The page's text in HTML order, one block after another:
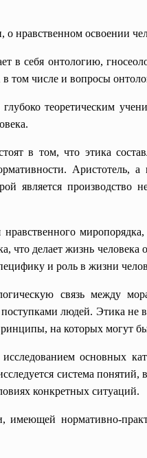
нравственном освоении
в себя онтологию,
том числе и вопросы
глубоко теоретическим
в том, что этика
является производство
что делает жизнь
и роль в жизни
связь между
людей. Этика
на которых могут
исследованием основных
система
конкретных ситуаций.
имеющей нормативно-